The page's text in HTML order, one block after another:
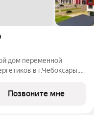
дом переменной
в г.Чебоксары,
каркасный с
Позвоните мне